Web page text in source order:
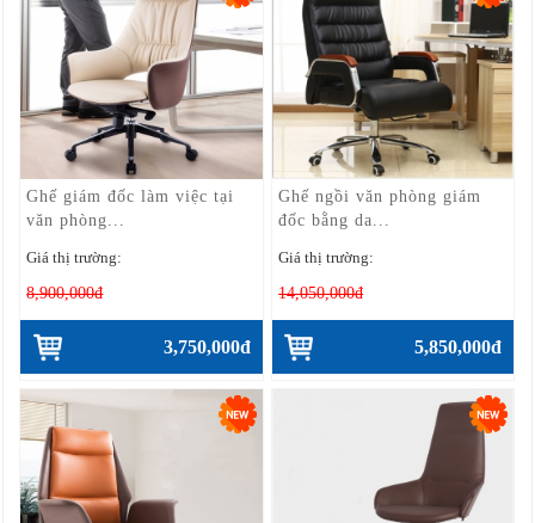
Ghế giám đốc làm việc tại
văn phòng...
Giá thị trường:
8,900,000đ
3,750,000đ
Ghế ngồi văn phòng giám
đốc bằng da...
Giá thị trường:
14,050,000đ
5,850,000đ